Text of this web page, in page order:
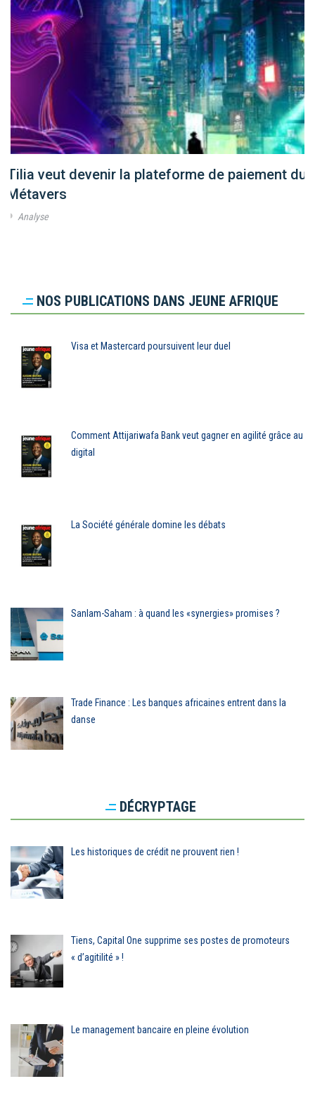
Tilia veut devenir la plateforme de paiement du
Métavers
Analyse
NOS PUBLICATIONS DANS JEUNE AFRIQUE
Visa et Mastercard poursuivent leur duel
Comment Attijariwafa Bank veut gagner en agilité grâce au
digital
La Société générale domine les débats
Sanlam-Saham : à quand les «synergies» promises ?
Trade Finance : Les banques africaines entrent dans la
danse
DÉCRYPTAGE
Les historiques de crédit ne prouvent rien !
Tiens, Capital One supprime ses postes de promoteurs
« d’agitilité » !
Le management bancaire en pleine évolution